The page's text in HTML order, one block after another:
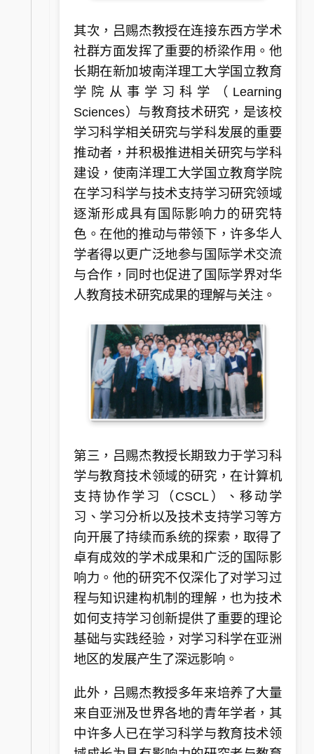
其次，吕赐杰教授在连接东西方学术
社群方面发挥了重要的桥梁作用。他
长期在新加坡南洋理工大学国立教育
学院从事学习科学（Learning
Sciences）与教育技术研究，是该校
学习科学相关研究与学科发展的重要
推动者，并积极推进相关研究与学科
建设，使南洋理工大学国立教育学院
在学习科学与技术支持学习研究领域
逐渐形成具有国际影响力的研究特
色。在他的推动与带领下，许多华人
学者得以更广泛地参与国际学术交流
与合作，同时也促进了国际学界对华
人教育技术研究成果的理解与关注。
第三，吕赐杰教授长期致力于学习科
学与教育技术领域的研究，在计算机
支持协作学习（CSCL）、移动学
习、学习分析以及技术支持学习等方
向开展了持续而系统的探索，取得了
卓有成效的学术成果和广泛的国际影
响力。他的研究不仅深化了对学习过
程与知识建构机制的理解，也为技术
如何支持学习创新提供了重要的理论
基础与实践经验，对学习科学在亚洲
地区的发展产生了深远影响。
此外，吕赐杰教授多年来培养了大量
来自亚洲及世界各地的青年学者，其
中许多人已在学习科学与教育技术领